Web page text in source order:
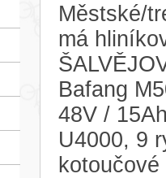
Městské/
má
Bafang
48V /
U4000, 9